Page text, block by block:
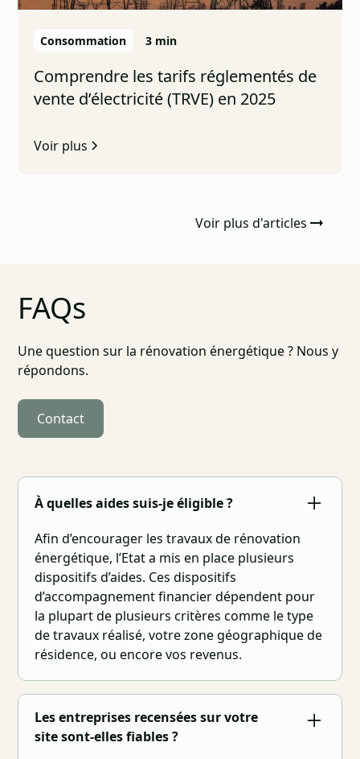
Consommation 3 min
Comprendre les tarifs réglementés de
vente d’électricité (TRVE) en 2025
Voir plus
Voir plus d'articles
FAQs
Une question sur la rénovation énergétique ? Nous y
répondons.
Contact
À quelles aides suis-je éligible ?
Afin d’encourager les travaux de rénovation
énergétique, l’Etat a mis en place plusieurs
dispositifs d’aides. Ces dispositifs
d’accompagnement financier dépendent pour
la plupart de plusieurs critères comme le type
de travaux réalisé, votre zone géographique de
résidence, ou encore vos revenus.
Les entreprises recensées sur votre
site sont-elles fiables ?